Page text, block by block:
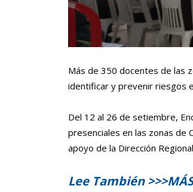
Más de 350 docentes de las
identificar y prevenir riesgos
Del 12 al 26 de setiembre,
presenciales en las zonas de
apoyo de la Dirección
Lee También >>>